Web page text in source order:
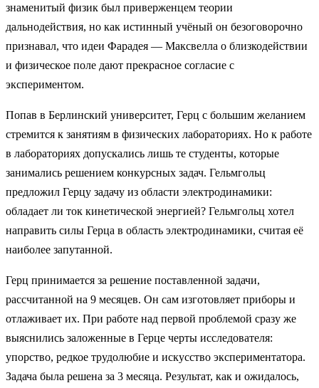
знаменитый физик был приверженцем теории
дальнодействия, но как истинный учёный он безоговорочно
признавал, что идеи Фарадея — Максвелла о близкодействии
и физическое поле дают прекрасное согласие с
экспериментом.
Попав в Берлинский университет, Герц с большим желанием
стремится к занятиям в физических лабораториях. Но к работе
в лабораториях допускались лишь те студенты, которые
занимались решением конкурсных задач. Гельмгольц
предложил Герцу задачу из области электродинамики:
обладает ли ток кинетической энергией? Гельмгольц хотел
направить силы Герца в область электродинамики, считая её
наиболее запутанной.
Герц принимается за решение поставленной задачи,
рассчитанной на 9 месяцев. Он сам изготовляет приборы и
отлаживает их. При работе над первой проблемой сразу же
выяснились заложенные в Герце черты исследователя:
упорство, редкое трудолюбие и искусство экспериментатора.
Задача была решена за 3 месяца. Результат, как и ожидалось,